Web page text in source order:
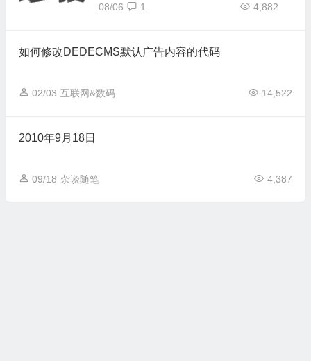
08/06 4,882
1
如何修改DEDECMS默认广告内容的代码
02/03 互联网&数码 14,522
2010年9月18日
09/18 杂谈随笔 4,387